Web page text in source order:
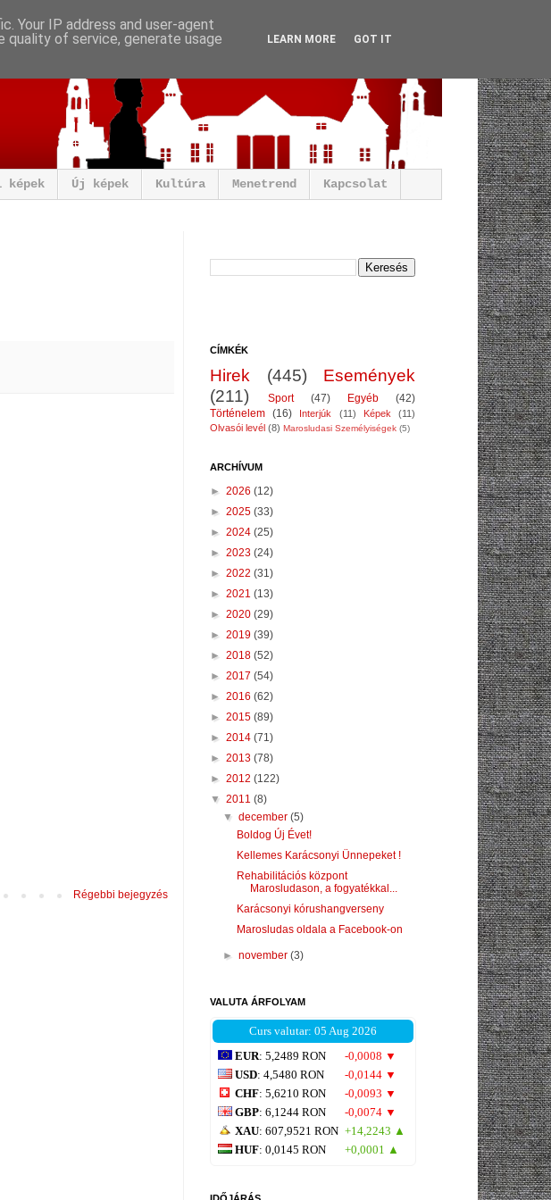
képek Új képek Kultúra Menetrend Kapcsolat
Régebbi bejegyzés
CÍMKÉK
Hirek (445)
Események
(211)
Sport (47) Egyéb
(42)
Történelem (16) Interjúk (11) Képek
(11)
Olvasói levél (8) Marosludasi Személyiségek (5)
ARCHÍVUM
► 2026 (12)
► 2025 (33)
► 2024 (25)
► 2023 (24)
► 2022 (31)
► 2021 (13)
► 2020 (29)
► 2019 (39)
► 2018 (52)
► 2017 (54)
► 2016 (62)
► 2015 (89)
► 2014 (71)
► 2013 (78)
► 2012 (122)
▼ 2011 (8)
▼december(5)
Boldog Új Évet!
Kellemes Karácsonyi Ünnepeket !
Rehabilitációs központ
Marosludason, a fogyatékkal...
Karácsonyi kórushangverseny
Marosludas oldala a Facebook-on
►november(3)
VALUTA ÁRFOLYAM
Curs valutar: 05 Aug 2026
EUR: 5,2489 RON
-0,0008 ▼
USD: 4,5480 RON
-0,0144 ▼
CHF: 5,6210 RON
-0,0093 ▼
GBP: 6,1244 RON
-0,0074 ▼
XAU: 607,9521 RON +14,2243 ▲
HUF: 0,0145 RON +0,0001 ▲
Your IP address and user-agent
quality of service, generate usage
LEARN MORE GOT IT